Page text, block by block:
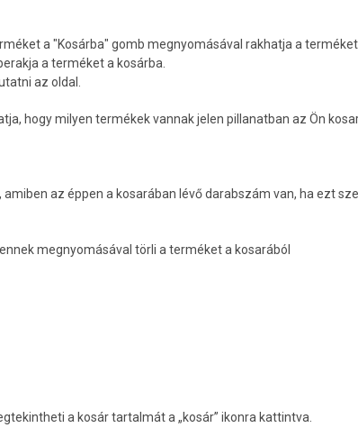
a "Kosárba" gomb megnyomásával rakhatja a
a terméket a kosárba.
az oldal.
hogy milyen termékek vannak jelen pillanatban az Ön
az éppen a kosarában lévő darabszám van, ha ezt
megnyomásával törli a terméket a kosarából
a kosár tartalmát a „kosár” ikonra kattintva.